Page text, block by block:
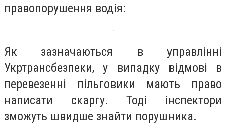
правопорушення водія:
Як зазначаються в управлінні
Укртрансбезпеки, у випадку відмові в
перевезенні пільговики мають право
написати скаргу. Тоді інспектори
зможуть швидше знайти порушника.